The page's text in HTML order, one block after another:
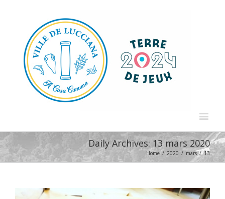
Daily Archives: 13 mars 2020
Home / 2020 / mars / 13